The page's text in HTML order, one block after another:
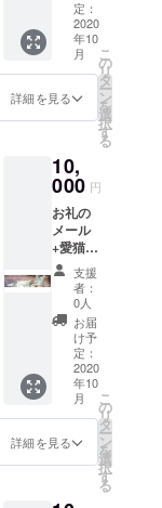
回お世
話の3日
間相
当） お
留守番
チケッ
トは、
岡県沼
津市近
郊限定
です。
有効期
限2020
年10月
から
2021年
3月ま
で
定：
2020
年10
月
詳細を見る
こ
の
リ
タ
ー
ン
を
選
択
す
る
10,
000 円
お礼の
メール
+愛猫
ちゃん
のお留
守番チ
ケット
（1日２
回お世
話の3日
間相
当） お
留守番
チケッ
トは、
支援
者：
0人
お届
け予
定：
2020
年10
月
詳細を見る
こ
の
リ
タ
ー
ン
を
選
択
す
る